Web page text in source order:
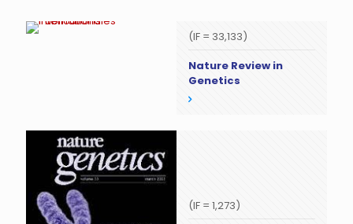
(IF = 33,133)
Nature Review in
Genetics
(IF = 1,273)